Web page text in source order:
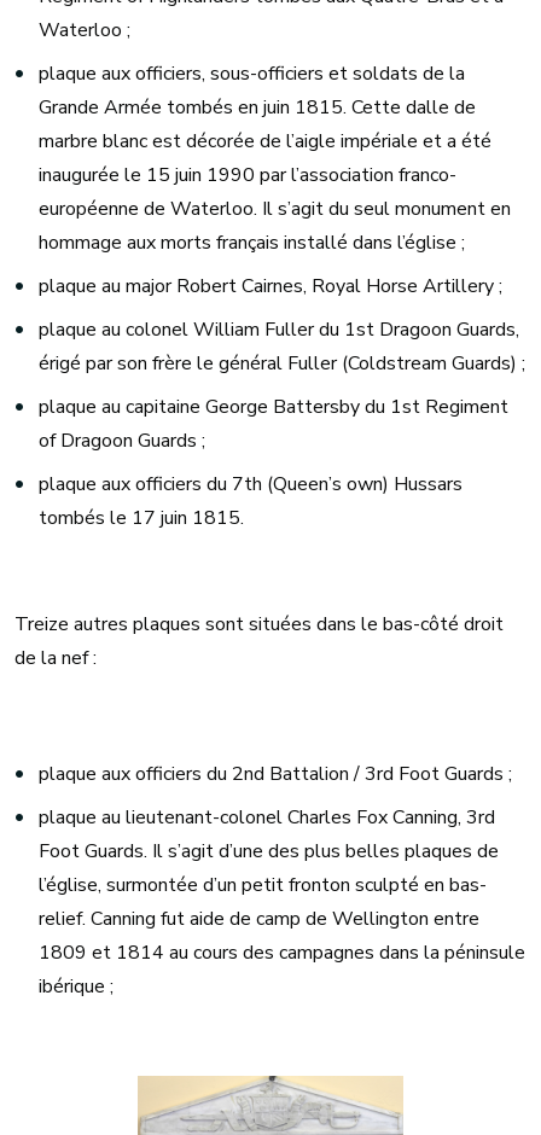
Waterloo ;
plaque aux officiers, sous-officiers et soldats de la
Grande Armée tombés en juin 1815. Cette dalle de
marbre blanc est décorée de l’aigle impériale et a été
inaugurée le 15 juin 1990 par l’association franco-
européenne de Waterloo. Il s’agit du seul monument en
hommage aux morts français installé dans l’église ;
plaque au major Robert Cairnes, Royal Horse Artillery ;
plaque au colonel William Fuller du 1st Dragoon Guards,
érigé par son frère le général Fuller (Coldstream Guards) ;
plaque au capitaine George Battersby du 1st Regiment
of Dragoon Guards ;
plaque aux officiers du 7th (Queen’s own) Hussars
tombés le 17 juin 1815.
Treize autres plaques sont situées dans le bas-côté droit
de la nef :
plaque aux officiers du 2nd Battalion / 3rd Foot Guards ;
plaque au lieutenant-colonel Charles Fox Canning, 3rd
Foot Guards. Il s’agit d’une des plus belles plaques de
l’église, surmontée d’un petit fronton sculpté en bas-
relief. Canning fut aide de camp de Wellington entre
1809 et 1814 au cours des campagnes dans la péninsule
ibérique ;